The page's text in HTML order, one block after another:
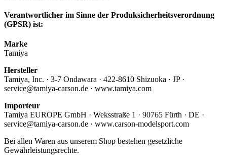
Verantwortlicher im Sinne der Produksicherheitsverordnung
(GPSR) ist:
Marke
Tamiya
Hersteller
Tamiya, Inc. · 3-7 Ondawara · 422-8610 Shizuoka · JP ·
service@tamiya-carson.de · www.tamiya.com
Importeur
Tamiya EUROPE GmbH · Weksstraße 1 · 90765 Fürth · DE ·
service@tamiya-carson.de · www.carson-modelsport.com
Bei allen Waren aus unserem Shop bestehen gesetzliche
Gewährleistungsrechte.